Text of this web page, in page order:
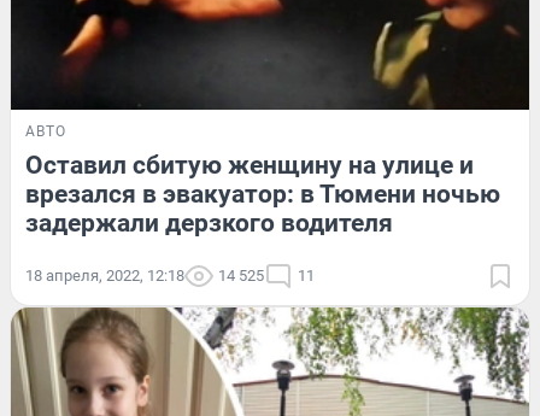
АВТО
Оставил сбитую женщину на улице и
врезался в эвакуатор: в Тюмени ночью
задержали дерзкого водителя
18 апреля, 2022, 12:18 14 525 11